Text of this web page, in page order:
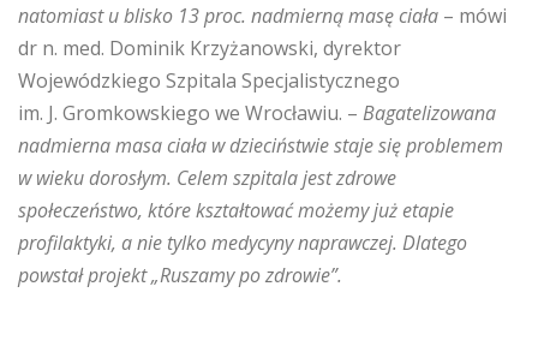
natomiast u blisko 13 proc. nadmierną masę ciała – mówi
dr n. med. Dominik Krzyżanowski, dyrektor
Wojewódzkiego Szpitala Specjalistycznego
im. J. Gromkowskiego we Wrocławiu. – Bagatelizowana
nadmierna masa ciała w dzieciństwie staje się problemem
w wieku dorosłym. Celem szpitala jest zdrowe
społeczeństwo, które kształtować możemy już etapie
profilaktyki, a nie tylko medycyny naprawczej. Dlatego
powstał projekt „Ruszamy po zdrowie”.